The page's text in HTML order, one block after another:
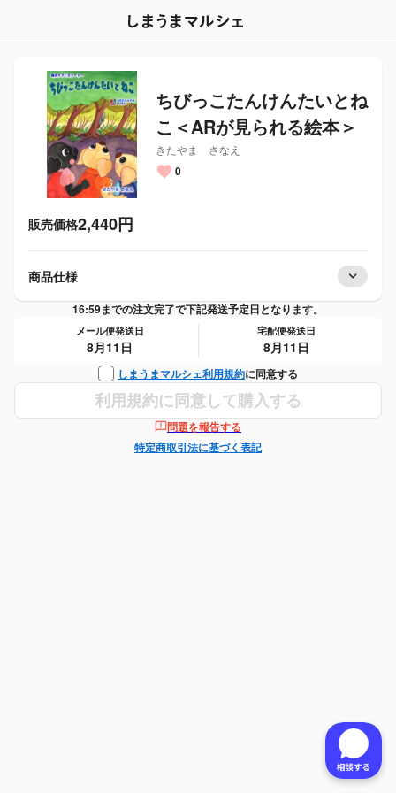
ちびっこたんけんたいとね
こ＜ARが見られる絵本＞
きたやま　さなえ
0
販売価格2,440円
商品仕様
16:59までの注文完了で下記発送予定日となります。
メール便発送日
8月11日
宅配便発送日
8月11日
しまうまマルシェ利用規約に同意する
利用規約に同意して購入する
問題を報告する
特定商取引法に基づく表記